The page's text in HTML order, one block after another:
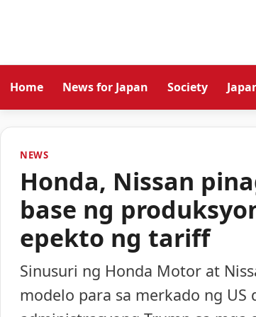
Home News for Japan Society
NEWS
Honda, Nissan
base ng
epekto ng tariff
Sinusuri ng Honda Motor at
modelo para sa merkado ng